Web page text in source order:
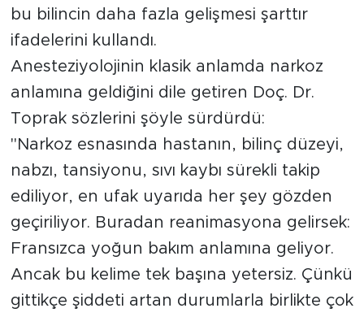
bu bilincin daha fazla gelişmesi şarttır
ifadelerini kullandı.
Anesteziyolojinin klasik anlamda narkoz
anlamına geldiğini dile getiren Doç. Dr.
Toprak sözlerini şöyle sürdürdü:
"Narkoz esnasında hastanın, bilinç düzeyi,
nabzı, tansiyonu, sıvı kaybı sürekli takip
ediliyor, en ufak uyarıda her şey gözden
geçiriliyor. Buradan reanimasyona gelirsek:
Fransızca yoğun bakım anlamına geliyor.
Ancak bu kelime tek başına yetersiz. Çünkü
gittikçe şiddeti artan durumlarla birlikte çok
Adıyaman